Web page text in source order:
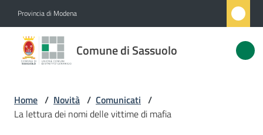
Provincia di Modena
Comune di Sassuolo
Comune
di
Home / Novità / Comunicati /
La lettura dei nomi delle vittime di mafia